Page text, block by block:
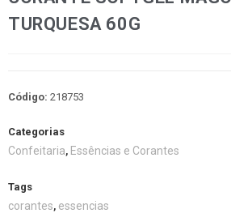
TURQUESA 60G
Código: 218753
Categorias
Confeitaria, Essências e Corantes
Tags
corantes, essencias